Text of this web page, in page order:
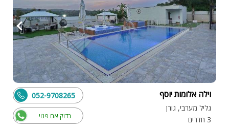
וילה אלומות יוסף
גליל מערבי, גורן
3 חדרים
בדוק אם פנוי
052-9708265